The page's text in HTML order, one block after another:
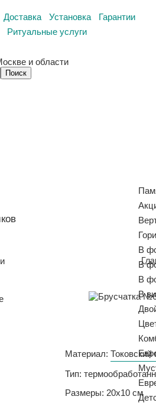
Доставка Установка
Гарантии
Ритуальные услуги
и области
В
В
В
В
Материал: Токовский
Тип:
Размеры: 20х10 см